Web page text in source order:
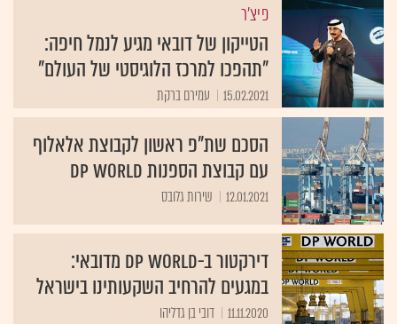
פיצ'ר
הטייקון של דובאי מגיע לנמל חיפה:
"תהפכו למרכז הלוגיסטי של העולם"
15.02.2021 עמירם ברקת
הסכם שת"פ ראשון לקבוצת אלאלוף
עם קבוצת הספנות DP World
12.01.2021 שירות גלובס
דירקטור ב-DP WORLD מדובאי:
במגעים להרחיב השקעותינו בישראל
11.11.2020 דובי בן גדליהו